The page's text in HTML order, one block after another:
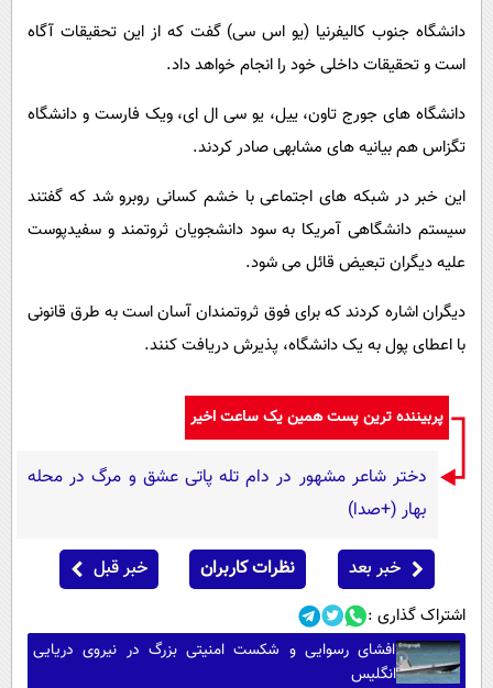
دانشگاه جنوب کالیفرنیا (یو اس سی) گفت که از این تحقیقات آگاه
است و تحقیقات داخلی خود را انجام خواهد داد.
دانشگاه های جورج تاون، ییل، یو سی ال ای، ویک فارست و دانشگاه
تگزاس هم بیانیه های مشابهی صادر کردند.
این خبر در شبکه های اجتماعی با خشم کسانی روبرو شد که گفتند
سیستم دانشگاهی آمریکا به سود دانشجویان ثروتمند و سفیدپوست
علیه دیگران تبعیض قائل می شود.
دیگران اشاره کردند که برای فوق ثروتمندان آسان است به طرق قانونی
با اعطای پول به یک دانشگاه، پذیرش دریافت کنند.
پربیننده ترین پست همین یک ساعت اخیر
دختر شاعر مشهور در دام تله پاتی عشق و مرگ در محله
بهار (+صدا)
خبر بعد نظرات کاربران خبر قبل
اشتراک گذاری :
افشای رسوایی و شکست امنیتی بزرگ در نیروی دریایی
انگلیس